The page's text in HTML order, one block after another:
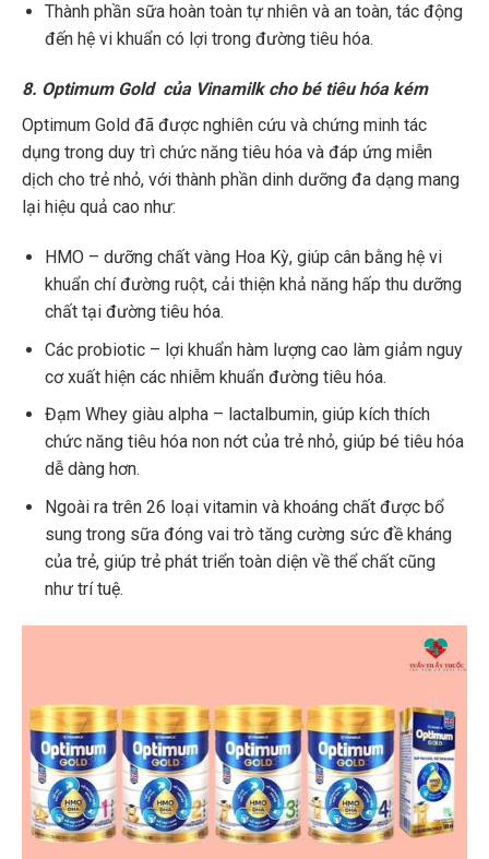
Thành phần sữa hoàn toàn tự nhiên và an toàn, tác động
đến hệ vi khuẩn có lợi trong đường tiêu hóa.
8. Optimum Gold của Vinamilk cho bé tiêu hóa kém
Optimum Gold đã được nghiên cứu và chứng minh tác
dụng trong duy trì chức năng tiêu hóa và đáp ứng miễn
dịch cho trẻ nhỏ, với thành phần dinh dưỡng đa dạng mang
lại hiệu quả cao như:
HMO – dưỡng chất vàng Hoa Kỳ, giúp cân bằng hệ vi
khuẩn chí đường ruột, cải thiện khả năng hấp thu dưỡng
chất tại đường tiêu hóa.
Các probiotic – lợi khuẩn hàm lượng cao làm giảm nguy
cơ xuất hiện các nhiễm khuẩn đường tiêu hóa.
Đạm Whey giàu alpha – lactalbumin, giúp kích thích
chức năng tiêu hóa non nớt của trẻ nhỏ, giúp bé tiêu hóa
dễ dàng hơn.
Ngoài ra trên 26 loại vitamin và khoáng chất được bổ
sung trong sữa đóng vai trò tăng cường sức đề kháng
của trẻ, giúp trẻ phát triển toàn diện về thể chất cũng
như trí tuệ.